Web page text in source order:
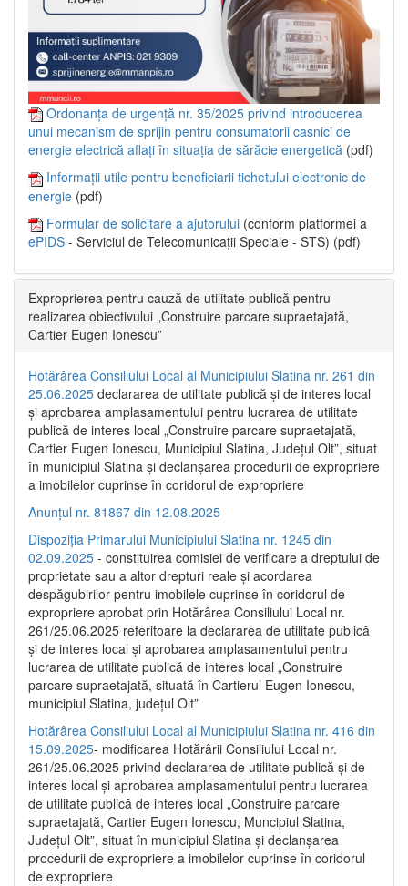
Ordonanța de urgență nr. 35/2025 privind introducerea
unui mecanism de sprijin pentru consumatorii casnici de
energie electrică aflați în situația de sărăcie energetică (pdf)
Informații utile pentru beneficiarii tichetului electronic de
energie (pdf)
Formular de solicitare a ajutorului (conform platformei a
ePIDS - Serviciul de Telecomunicații Speciale - STS) (pdf)
Exproprierea pentru cauză de utilitate publică pentru
realizarea obiectivului „Construire parcare supraetajată,
Cartier Eugen Ionescu”
Hotărârea Consiliului Local al Municipiului Slatina nr. 261 din
25.06.2025 declararea de utilitate publică și de interes local
și aprobarea amplasamentului pentru lucrarea de utilitate
publică de interes local „Construire parcare supraetajată,
Cartier Eugen Ionescu, Municipiul Slatina, Județul Olt”, situat
în municipiul Slatina și declanșarea procedurii de expropriere
a imobilelor cuprinse în coridorul de expropriere
Anunțul nr. 81867 din 12.08.2025
Dispoziția Primarului Municipiului Slatina nr. 1245 din
02.09.2025 - constituirea comisiei de verificare a dreptului de
proprietate sau a altor drepturi reale și acordarea
despăgubirilor pentru imobilele cuprinse în coridorul de
expropriere aprobat prin Hotărârea Consiliului Local nr.
261/25.06.2025 referitoare la declararea de utilitate publică
și de interes local și aprobarea amplasamentului pentru
lucrarea de utilitate publică de interes local „Construire
parcare supraetajată, situată în Cartierul Eugen Ionescu,
municipiul Slatina, județul Olt”
Hotărârea Consiliului Local al Municipiului Slatina nr. 416 din
15.09.2025- modificarea Hotărârii Consiliului Local nr.
261/25.06.2025 privind declararea de utilitate publică și de
interes local și aprobarea amplasamentului pentru lucrarea
de utilitate publică de interes local „Construire parcare
supraetajată, Cartier Eugen Ionescu, Muncipiul Slatina,
Județul Olt”, situat în municipiul Slatina și declanșarea
procedurii de expropriere a imobilelor cuprinse în coridorul
de expropriere